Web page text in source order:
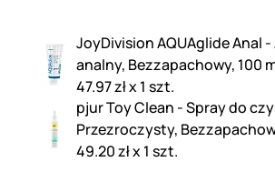
JoyDivision AQUAglide Anal -
analny, Bezzapachowy, 100
47.97 zł x 1 szt.
pjur Toy Clean - Spray do
Przezroczysty,
49.20 zł x 1 szt.